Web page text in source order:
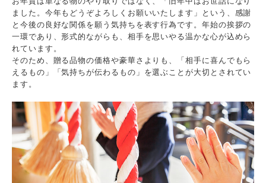
ました。今年もどうぞよろしくお願いいたします」という、感謝
と今後の良好な関係を願う気持ちを表す行為です。年始の挨拶の
一環であり、形式的ながらも、相手を思いやる温かな心が込めら
れています。
そのため、贈る品物の価格や豪華さよりも、「相手に喜んでもら
えるもの」「気持ちが伝わるもの」を選ぶことが大切とされてい
ます。